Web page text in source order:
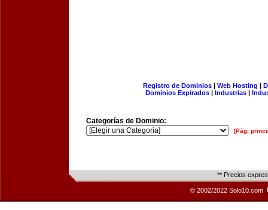
Registro de Dominios| Web Hosting |
Dominios Expirados | Industrias |
Categorías de Dominio:
[Pág.
** Precios
© 2002/2022 Solo10.com